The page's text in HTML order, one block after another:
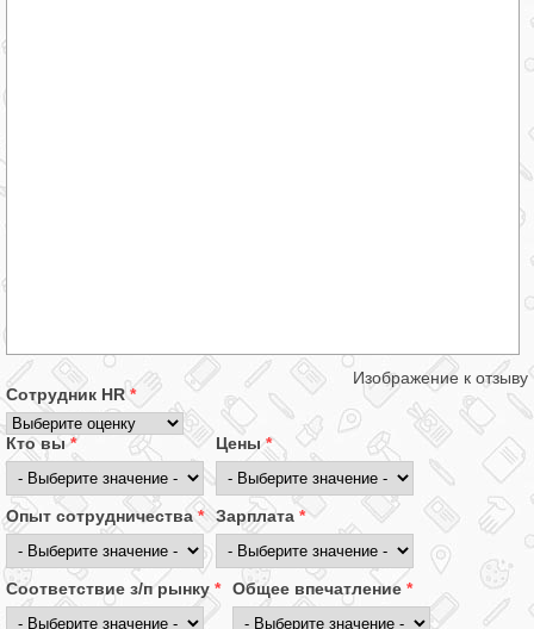
Изображение к отзыву
Сотрудник HR *
Кто вы* Цены*
Опыт сотрудничества* Зарплата *
Соответствие з/п рынку * Общее впечатление *